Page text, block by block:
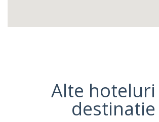
Alte hoteluri
destinatie